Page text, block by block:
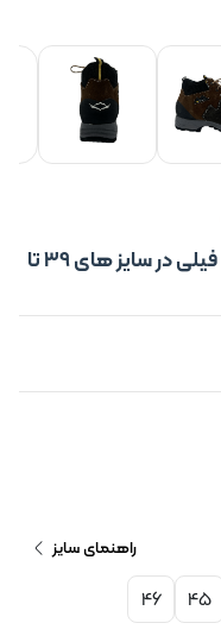
کفش کوهنوردی قارتال مدل کمچی فیلی در سایز های 39 تا
راهنمای سایز
45
46